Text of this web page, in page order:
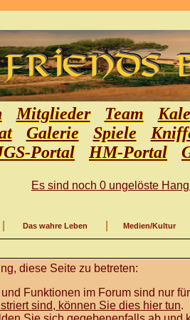
Mitglieder Team
Galerie Spiele
Portal
HM-Portal
Es sind noch 0 ungelöste
Das wahre Leben Medien/Kultur
diese Seite zu betreten:
Funktionen im Forum sind nur
sind, können Sie dies hier tun.